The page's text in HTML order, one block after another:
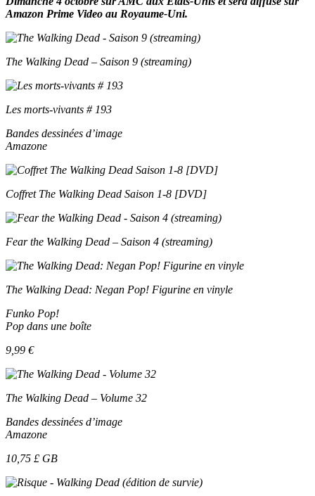
Amazon Prime Video au Royaume-Uni.
The Walking Dead – Saison 9 (streaming)
Les morts-vivants # 193
Bandes dessinées d’image
Amazone
Coffret The Walking Dead Saison 1-8 [DVD]
Fear the Walking Dead – Saison 4 (streaming)
The Walking Dead: Negan Pop! Figurine en vinyle
Funko Pop!
Pop dans une boîte
9,99 €
The Walking Dead – Volume 32
Bandes dessinées d’image
Amazone
10,75 £ GB